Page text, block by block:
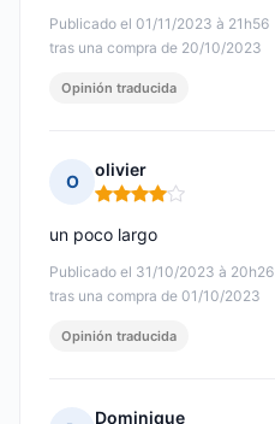
Publicado el 01/11/2023 à 21h56
tras una compra de 20/10/2023
Opinión traducida
O
olivier
Nota: 4 de 5
Publicado el 31/10/2023 à 20h26
tras una compra de 01/10/2023
un poco largo
Opinión traducida
Dominique